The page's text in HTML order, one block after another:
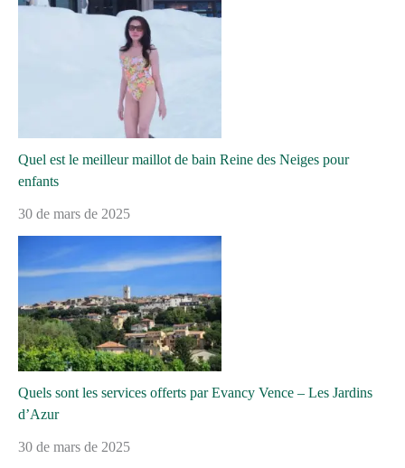
Quel est le meilleur maillot de bain Reine des Neiges pour
enfants
30 de mars de 2025
Quels sont les services offerts par Evancy Vence – Les Jardins
d’Azur
30 de mars de 2025